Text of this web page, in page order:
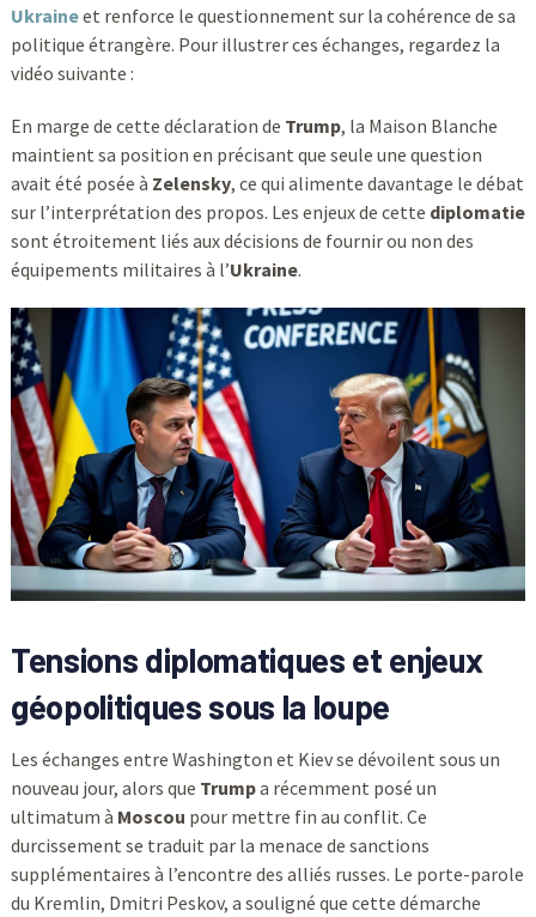
Ukraineet renforce le questionnement sur la cohérence de sa
politique étrangère. Pour illustrer ces échanges, regardez la
vidéo suivante :
En marge de cette déclaration de Trump, la Maison Blanche
maintient sa position en précisant que seule une question
avait été posée à Zelensky, ce qui alimente davantage le débat
sur l’interprétation des propos. Les enjeux de cette diplomatie
sont étroitement liés aux décisions de fournir ou non des
équipements militaires à l’Ukraine.
Tensions diplomatiques et enjeux
géopolitiques sous la loupe
Les échanges entre Washington et Kiev se dévoilent sous un
nouveau jour, alors que Trumpa récemment posé un
ultimatum à Moscou pour mettre fin au conflit. Ce
durcissement se traduit par la menace de sanctions
supplémentaires à l’encontre des alliés russes. Le porte-parole
du Kremlin, Dmitri Peskov, a souligné que cette démarche